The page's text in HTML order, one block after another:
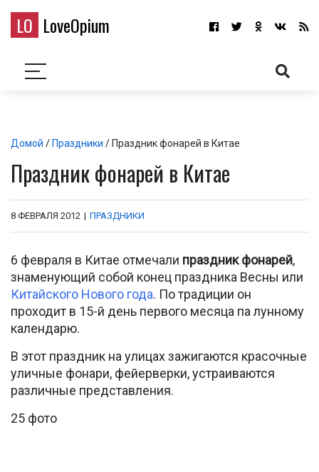
LO LoveOpium
Домой / Праздники / Праздник фонарей в Китае
Праздник фонарей в Китае
8 ФЕВРАЛЯ 2012 | ПРАЗДНИКИ
6 февраля в Китае отмечали праздник фонарей,
знаменующий собой конец праздника Весны или
Китайского Нового года. По традиции он
проходит в 15-й день первого месяца па лунному
календарю.
В этот праздник на улицах зажигаются красочные
уличные фонари, фейерверки, устраиваются
различные представления.
25 фото